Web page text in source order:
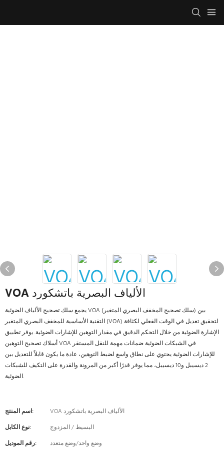
VOA الألياف البصرية باتشكورد
يجمع سلك تصحيح الألياف الضوئية VOA (سلك تصحيح المخفف البصري المتغير) بين
التقنية الأساسية للمخفف البصري المتغير (VOA) لتحقيق تعديل في الوقت الفعلي لكثافة
الإشارة الضوئية من خلال التحكم الدقيق في مقدار التوهين للإشارات الضوئية. يوفر تطبيق
أسلاك تصحيح التوهين VOA في الشبكات الضوئية ضمانات مهمة للنقل المستقر
للإشارات الضوئية يحتوي على نطاق واسع لضبط التوهين، عادة ما يكون قابلاً للتعديل بين
2 ديسيبل و10 ديسيبل، مما يوفر قدرًا أكبر من المرونة والقدرة على التكيف للشبكات
الضوئية.
اسم المنتج:
VOA الألياف البصرية باتشكورد
نوع الكابل:
البسيط / المزدوج
رقم الموديل:
وضع واحد/وضع متعدد